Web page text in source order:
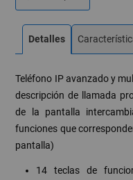
Detalles
Teléfono IP avanzado y
descripción de llamada
de la pantalla
funciones que
pantalla)
14 teclas de